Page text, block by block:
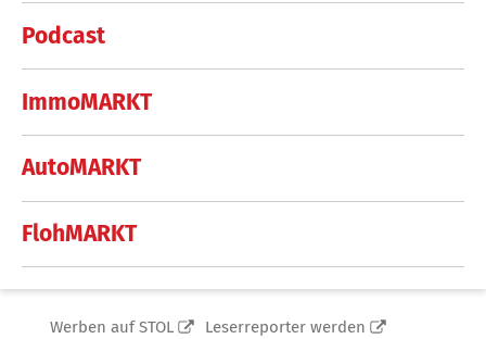
Podcast
ImmoMARKT
AutoMARKT
FlohMARKT
Werben auf STOL
Leserreporter werden